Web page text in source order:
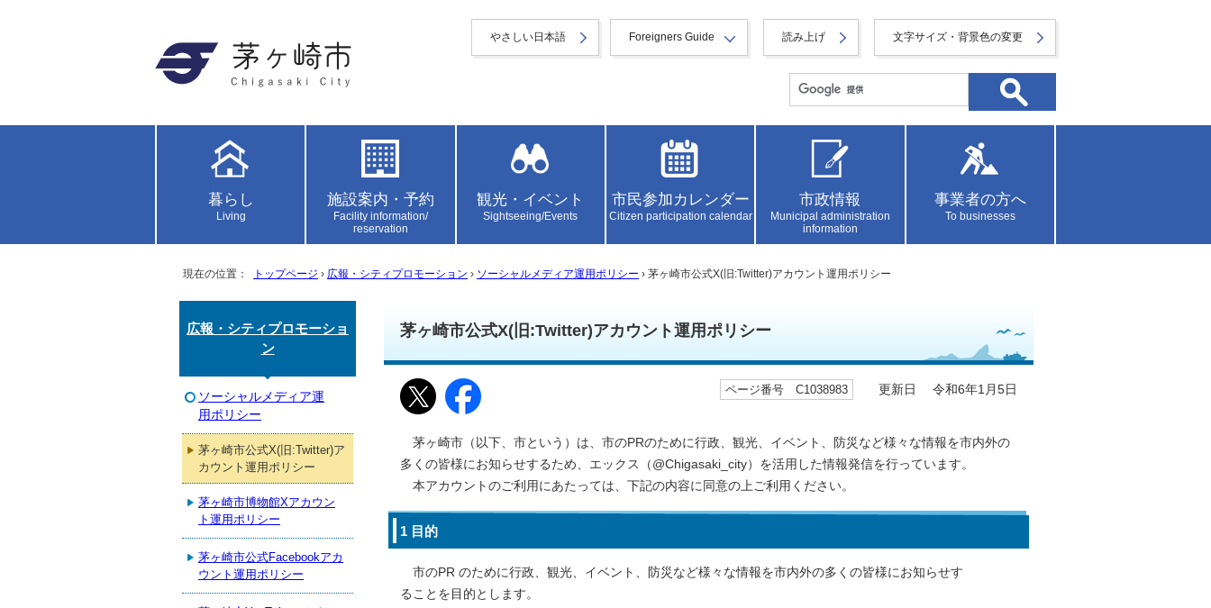
やさしい日本語 Foreigners Guide 読み上げ 文字サイズ・背景色の変更
暮らし
Living
施設案内・予約
Facility information/
reservation
観光・イベント
Sightseeing/Events
市民参加カレンダー
Citizen participation calendar
市政情報
Municipal administration
information
事業者の方へ
To businesses
現在の位置： トップページ › 広報・シティプロモーション › ソーシャルメディア運用ポリシー › 茅ヶ崎市公式X(旧:Twitter)アカウント運用ポリシー
茅ヶ崎市公式X(旧:Twitter)アカウント運用ポリシー
ページ番号 C1038983 更新日 令和6年1月5日
茅ヶ崎市（以下、市という）は、市のPRのために行政、観光、イベント、防災など様々な情報を市内外の
多くの皆様にお知らせするため、エックス（@Chigasaki_city）を活用した情報発信を行っています。
本アカウントのご利用にあたっては、下記の内容に同意の上ご利用ください。
1 目的
市のPR のために行政、観光、イベント、防災など様々な情報を市内外の多くの皆様にお知らせす
ることを目的とします。
広報・シティプロモーショ
ン
ソーシャルメディア運
用ポリシー
茅ヶ崎市公式X(旧:Twitter)ア
カウント運用ポリシー
茅ヶ崎市博物館Xアカウン
ト運用ポリシー
茅ヶ崎市公式Facebookアカ
ウント運用ポリシー